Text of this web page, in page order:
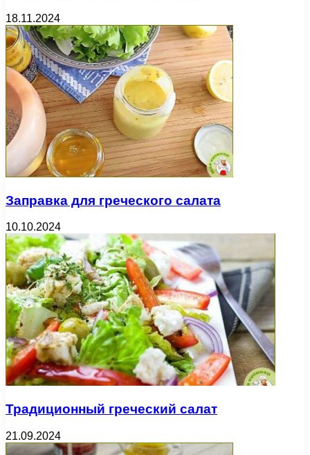
18.11.2024
Заправка для греческого салата
10.10.2024
Традиционный греческий салат
21.09.2024